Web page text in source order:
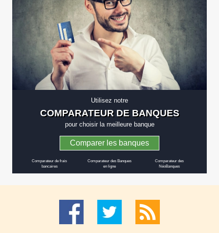
Utilisez notre
COMPARATEUR DE BANQUES
pour choisir la meilleure banque
Comparer les banques
Comparateur de frais
bancaires
Comparateur des Banques
en ligne
Comparateur des
NéoBanques